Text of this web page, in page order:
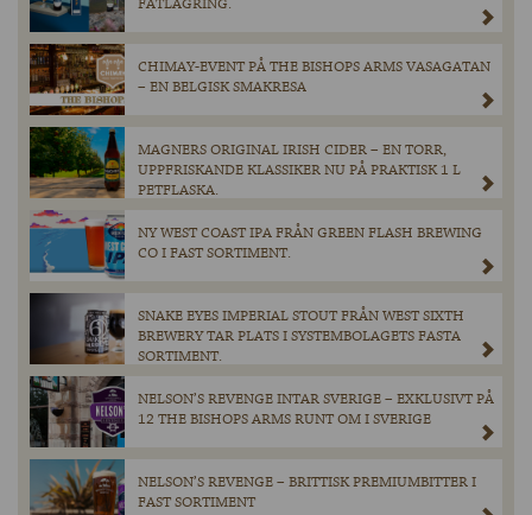
FATLAGRING.
CHIMAY-EVENT PÅ THE BISHOPS ARMS VASAGATAN
– EN BELGISK SMAKRESA
MAGNERS ORIGINAL IRISH CIDER – EN TORR,
UPPFRISKANDE KLASSIKER NU PÅ PRAKTISK 1 L
PETFLASKA.
NY WEST COAST IPA FRÅN GREEN FLASH BREWING
CO I FAST SORTIMENT.
SNAKE EYES IMPERIAL STOUT FRÅN WEST SIXTH
BREWERY TAR PLATS I SYSTEMBOLAGETS FASTA
SORTIMENT.
NELSON’S REVENGE INTAR SVERIGE – EXKLUSIVT PÅ
12 THE BISHOPS ARMS RUNT OM I SVERIGE
NELSON’S REVENGE – BRITTISK PREMIUMBITTER I
FAST SORTIMENT